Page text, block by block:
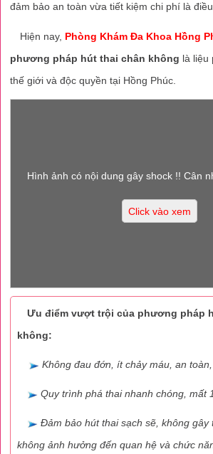
đảm bảo an toàn vừa tiết kiệm chi phí là
Hiện nay, Phòng Khám Đa Khoa Hồng
phương pháp hút thai chân không là liệu
thế giới và độc quyền tại Hồng Phúc.
Hình ảnh có nội dung gây shock !! Cân
Click vào xem
Ưu điểm vượt trội của phương pháp
không:
Không đau đớn, ít chảy máu, an
Quy trình phá thai nhanh chóng, mất
Đảm bảo hút thai sạch sẽ, không gây
không ảnh hưởng đến quan hệ và chức